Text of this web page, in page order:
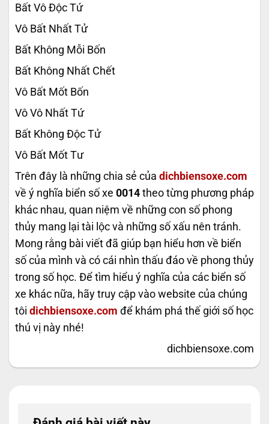
Bất Vô Độc Tứ
Vô Bất Nhất Tử
Bất Không Mỗi Bốn
Bất Không Nhất Chết
Vô Bất Mốt Bốn
Vô Vô Nhất Tứ
Bất Không Độc Tử
Vô Bất Mốt Tư
Trên đây là những chia sẻ của dichbiensoxe.com
về ý nghĩa biển số xe 0014 theo từng phương pháp
khác nhau, quan niệm về những con số phong
thủy mang lại tài lộc và những số xấu nên tránh.
Mong rằng bài viết đã giúp bạn hiểu hơn về biển
số của mình và có cái nhìn thấu đáo về phong thủy
trong số học. Để tìm hiểu ý nghĩa của các biển số
xe khác nữa, hãy truy cập vào website của chúng
tôi dichbiensoxe.com để khám phá thế giới số học
thú vị này nhé!
dichbiensoxe.com